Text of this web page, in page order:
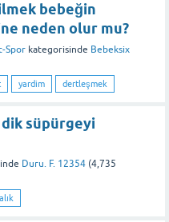
bebeğin
neden olur mu?
Spor kategorisinde Bebeksix
yardim dertleşmek
dik süpürgeyi
Duru. F. 12354 (4,735